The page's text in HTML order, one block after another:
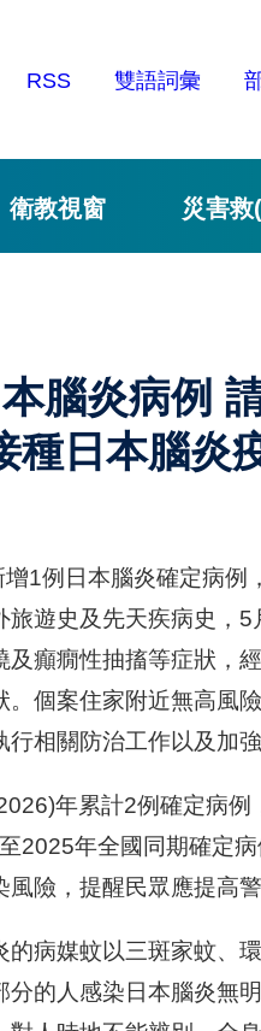
RSS 雙語詞彙
衛教視窗 災害救
腦炎病例
種日本腦炎
1例日本腦炎確定病例
遊史及先天疾病史，
癲癇性抽搐等症狀，
個案住家附近無高風
相關防治工作以及加
年累計2例確定病例
2025年全國同期確定
險，提醒民眾應提高
病媒蚊以三斑家蚊、
分的人感染日本腦炎無